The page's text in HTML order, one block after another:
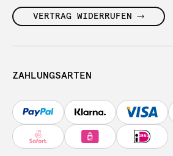
VERTRAG WIDERRUFEN
ZAHLUNGSARTEN